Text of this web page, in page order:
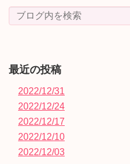
最近の投稿
2022/12/31
2022/12/24
2022/12/17
2022/12/10
2022/12/03